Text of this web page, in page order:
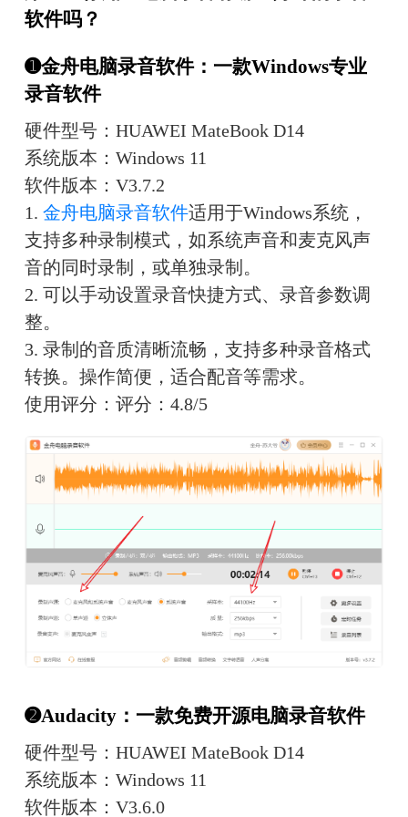
软件吗？
➊金舟电脑录音软件：一款Windows专业
录音软件
硬件型号：HUAWEI MateBook D14
系统版本：Windows 11
软件版本：V3.7.2
1. 金舟电脑录音软件适用于Windows系统，
支持多种录制模式，如系统声音和麦克风声
音的同时录制，或单独录制。
2. 可以手动设置录音快捷方式、录音参数调
整。
3. 录制的音质清晰流畅，支持多种录音格式
转换。操作简便，适合配音等需求。
使用评分：评分：4.8/5
➋Audacity：一款免费开源电脑录音软件
硬件型号：HUAWEI MateBook D14
系统版本：Windows 11
软件版本：V3.6.0